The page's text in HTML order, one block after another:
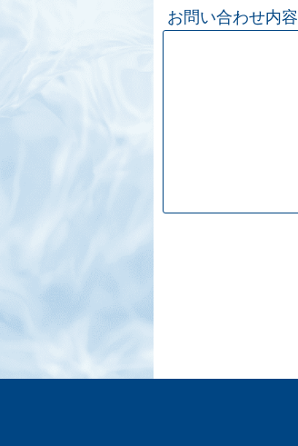
お問い合わせ内容